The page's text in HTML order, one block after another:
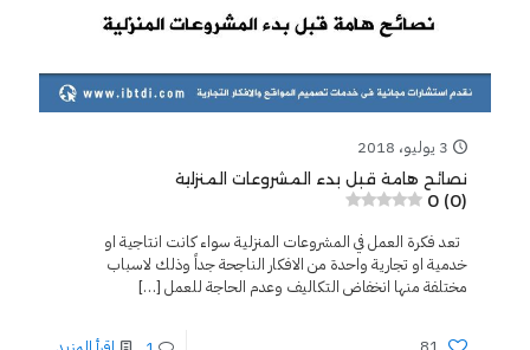
3 يوليو، 2018
نصائح هامة قبل بدء المشروعات المنزلية
0 (0)
تعد فكرة العمل في المشروعات المنزلية سواء كانت انتاجية او
خدمية او تجارية واحدة من الافكار الناجحة جداً وذلك لاسباب
مختلفة منها انخفاض التكاليف وعدم الحاجة للعمل […]